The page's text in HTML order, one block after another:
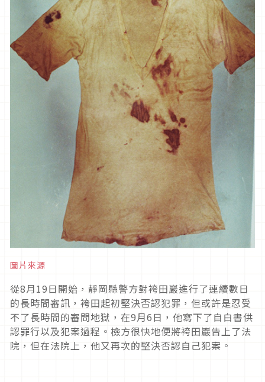
圖片來源
從8月19日開始，靜岡縣警方對袴田巖進行了連續數日
的長時間審訊，袴田起初堅決否認犯罪，但或許是忍受
不了長時間的審問地獄，在9月6日，他寫下了自白書供
認罪行以及犯案過程。檢方很快地便將袴田巖告上了法
院，但在法院上，他又再次的堅決否認自己犯案。